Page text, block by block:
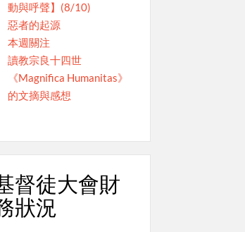
動與呼聲】(8/10)
惡者的起源
本週關注
讀教宗良十四世
《Magnifica Humanitas》
的文摘與感想
督徒大會財
狀況